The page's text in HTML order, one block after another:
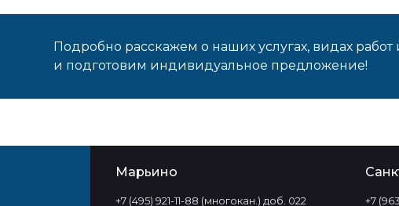
Подробно расскажем о наших услугах, видах работ
и подготовим индивидуальное предложение!
Марьино
+7 (495) 921-11-88 (многокан.) доб. 022
+7